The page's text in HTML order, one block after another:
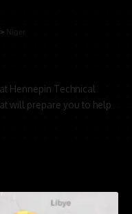
>
Hennepin Technical
will prepare you to help